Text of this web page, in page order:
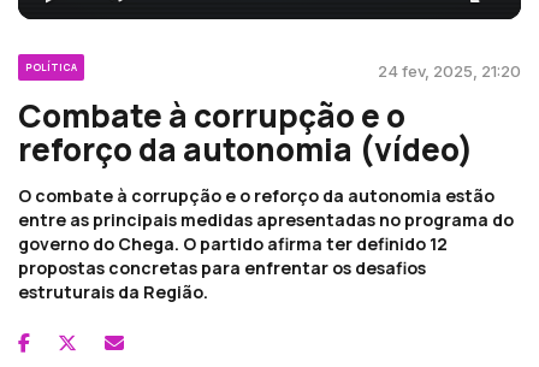
POLÍTICA 24 fev, 2025, 21:20
Combate à corrupção e o
reforço da autonomia (vídeo)
O combate à corrupção e o reforço da autonomia estão
entre as principais medidas apresentadas no programa do
governo do Chega. O partido afirma ter definido 12
propostas concretas para enfrentar os desafios
estruturais da Região.